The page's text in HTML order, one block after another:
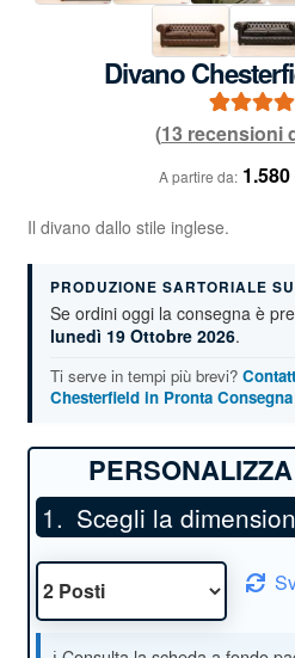
Divano
Valutato
13
(13 recensioni
A partire da: 1.580
Il divano dallo stile inglese.
PRODUZIONE SARTORIALE
Se ordini oggi la consegna è
lunedì 19 Ottobre 2026.
Ti serve in tempi più brevi?
Chesterfield in Pronta Consegna
Scegli la